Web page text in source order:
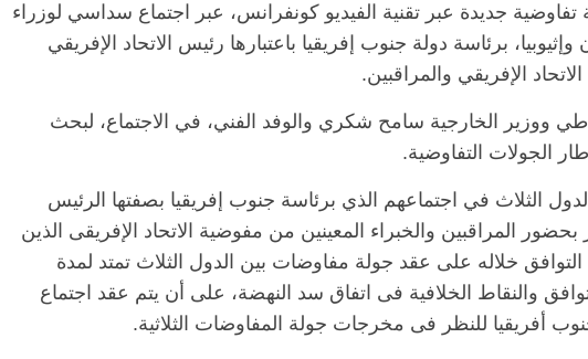
جديدة عبر تقنية الفيديو كونفرانس، عبر اجتماع سداسي لوزراء
برئاسة دولة جنوب إفريقيا باعتبارها رئيس الاتحاد الإفريقي
الإفريقي والمراقبين.
ووزير الخارجية سامح شكري والوفد الفني، في الاجتماع، لبحث
الجولات التفاوضية.
الثلاث في اجتماعهم الذي برئاسة جنوب إفريقيا بصفتها الرئيس
للاتحاد الإفريقي، في 3 يناير بحضور المراقبين والخبراء المعينين من مفوضية الاتحاد الإفريقى الذين
خلاله على عقد جولة مفاوضات بين الدول الثلاث تمتد لمدة
والنقاط الخلافية فى اتفاق سد النهضة، على أن يتم عقد اجتماع
أفريقيا للنظر فى مخرجات جولة المفاوضات الثلاثية.
الرئيسية مصر ناس وناس
الخصخصة الذي دافع عن المال العام
(بروفايل)
21 فبراير، 2026
ناس وناس
قضايا الوطن وانحاز